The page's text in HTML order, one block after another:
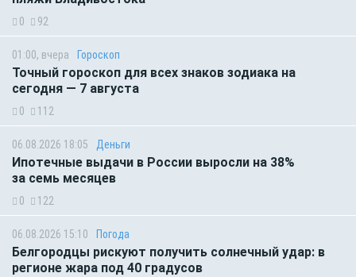
0 92
01:00, вчера Гороскоп
Точный гороскоп для всех знаков зодиака на
сегодня — 7 августа
0 112
06.08.2026 18:05 Деньги
Ипотечные выдачи в России выросли на 38%
за семь месяцев
0 122
06.08.2026 15:10 Погода
Белгородцы рискуют получить солнечный удар: в
регионе жара под 40 градусов